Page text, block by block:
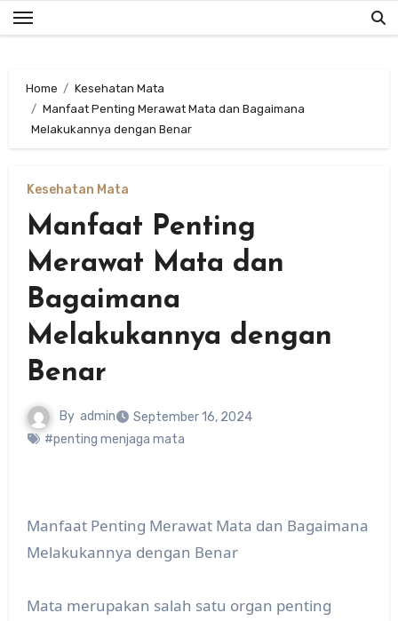
Skip
to
Home
Kesehatan Mata
Manfaat Penting Merawat Mata dan Bagaimana
Melakukannya dengan Benar
Kesehatan Mata
Manfaat Penting
Merawat Mata dan
Bagaimana
Melakukannya dengan
Benar
By admin
September 16, 2024
#penting menjaga mata
Manfaat Penting Merawat Mata dan Bagaimana
Melakukannya dengan Benar
Mata merupakan salah satu organ penting